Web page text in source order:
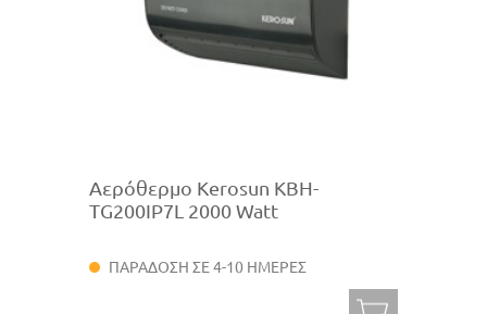
Αερόθερμο Kerosun KBH-
TG200IP7L 2000 Watt
ΠΑΡΑΔΟΣΗ ΣΕ 4-10 ΗΜΕΡΕΣ